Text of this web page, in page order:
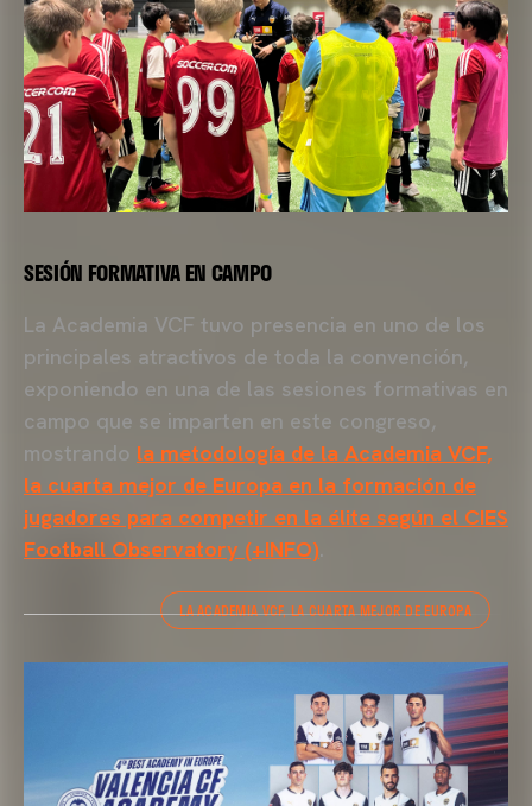
SESIÓN FORMATIVA EN CAMPO
La Academia VCF tuvo presencia en uno de los
principales atractivos de toda la convención,
exponiendo en una de las sesiones formativas en
campo que se imparten en este congreso,
mostrando la metodología de la Academia VCF,
la cuarta mejor de Europa en la formación de
jugadores para competir en la élite según el CIES
Football Observatory (+INFO).
LA ACADEMIA VCF, LA CUARTA MEJOR DE EUROPA